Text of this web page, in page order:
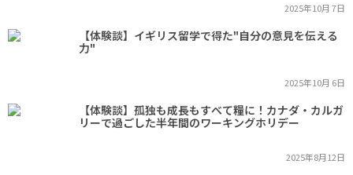
2025年10月 7日
【体験談】イギリス留学で得た"自分の意見を伝える
力"
2025年10月 6日
【体験談】孤独も成長もすべて糧に！カナダ・カルガ
リーで過ごした半年間のワーキングホリデー
2025年8月12日